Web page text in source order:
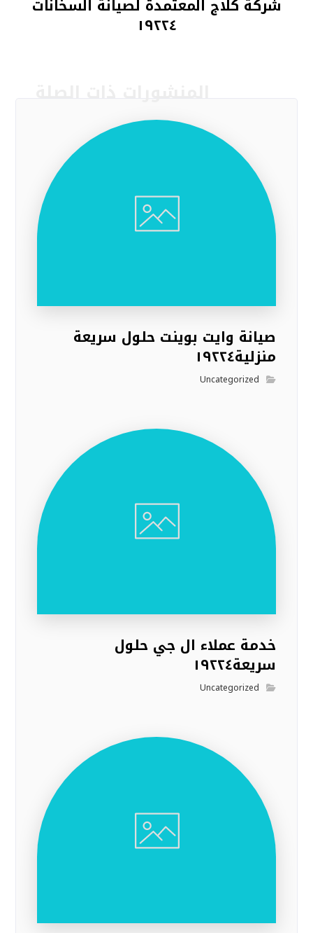
شركة كلاج المعتمدة لصيانة السخانات
١٩٢٢٤
صيانة وايت بوينت حلول سريعة
منزلية١٩٢٢٤
Uncategorized
خدمة عملاء ال جي حلول
سريعة١٩٢٢٤
Uncategorized